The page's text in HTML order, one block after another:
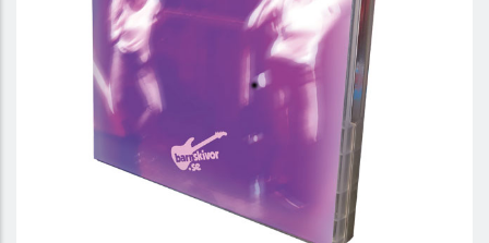
Dansa! 5 - DVD